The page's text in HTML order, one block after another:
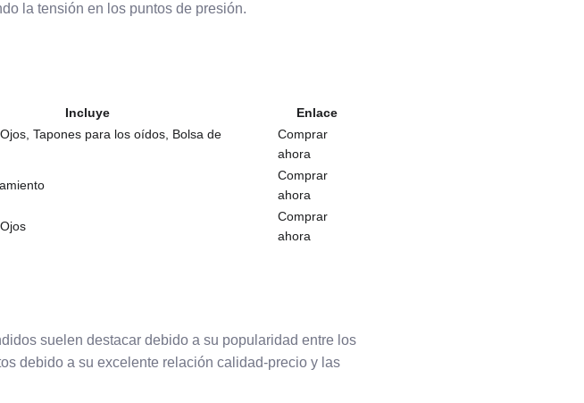
la tensión en los puntos de presión.
Incluye Enlace
Tapones para los oídos, Bolsa de
Comprar
ahora
Comprar
ahora
Comprar
ahora
suelen destacar debido a su popularidad entre los
debido a su excelente relación calidad-precio y las